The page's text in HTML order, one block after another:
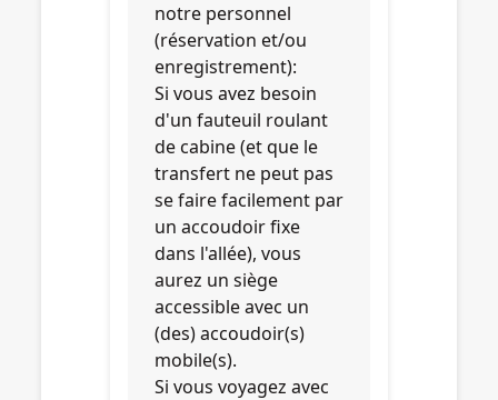
notre personnel
(réservation et/ou
enregistrement):
Si vous avez besoin
d'un fauteuil roulant
de cabine (et que le
transfert ne peut pas
se faire facilement par
un accoudoir fixe
dans l'allée), vous
aurez un siège
accessible avec un
(des) accoudoir(s)
mobile(s).
Si vous voyagez avec